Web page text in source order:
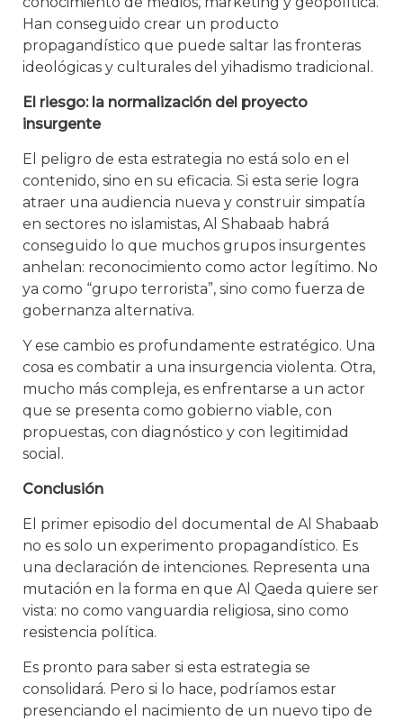
Han conseguido crear un producto
propagandístico que puede saltar las fronteras
ideológicas y culturales del yihadismo tradicional.
El riesgo: la normalización del proyecto
insurgente
El peligro de esta estrategia no está solo en el
contenido, sino en su eficacia. Si esta serie logra
atraer una audiencia nueva y construir simpatía
en sectores no islamistas, Al Shabaab habrá
conseguido lo que muchos grupos insurgentes
anhelan: reconocimiento como actor legítimo. No
ya como “grupo terrorista”, sino como fuerza de
gobernanza alternativa.
Y ese cambio es profundamente estratégico. Una
cosa es combatir a una insurgencia violenta. Otra,
mucho más compleja, es enfrentarse a un actor
que se presenta como gobierno viable, con
propuestas, con diagnóstico y con legitimidad
social.
Conclusión
El primer episodio del documental de Al Shabaab
no es solo un experimento propagandístico. Es
una declaración de intenciones. Representa una
mutación en la forma en que Al Qaeda quiere ser
vista: no como vanguardia religiosa, sino como
resistencia política.
Es pronto para saber si esta estrategia se
consolidará. Pero si lo hace, podríamos estar
presenciando el nacimiento de un nuevo tipo de